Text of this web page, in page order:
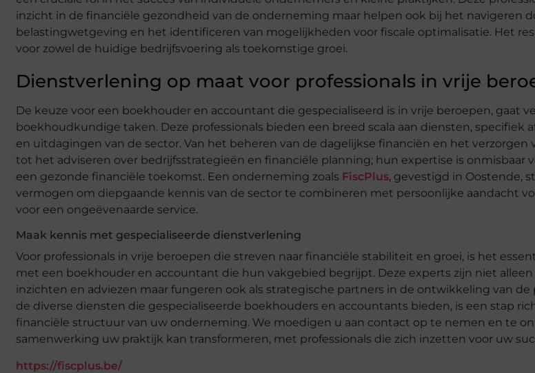
inzicht in de financiële gezondheid van de onderneming maar helpen ook bij het navigeren
belastingwetgeving en het identificeren van mogelijkheden voor fiscale optimalisatie. Het
voor zowel de huidige bedrijfsvoering als toekomstige groei.
Dienstverlening op maat voor professionals in vrije
De keuze voor een boekhouder en accountant die gespecialiseerd is in vrije beroepen, gaat
boekhoudkundige taken. Deze professionals bieden een breed scala aan diensten, specifiek
en uitdagingen van de sector. Van het beheren van de dagelijkse financiën en het verzorgen
tot het adviseren over bedrijfsstrategieën en financiële planning; hun expertise is onmisbaar
een gezonde financiële toekomst. Een onderneming zoals FiscPlus, gevestigd in Oostende,
vermogen om diepgaande kennis van de sector te combineren met persoonlijke aandacht
voor een ongeëvenaarde service.
Maak kennis met gespecialiseerde dienstverlening
Voor professionals in vrije beroepen die streven naar financiële stabiliteit en groei, is het
met een boekhouder en accountant die hun vakgebied begrijpt. Deze experts zijn niet
inzichten en adviezen maar fungeren ook als strategische partners in de ontwikkeling van
de diverse diensten die gespecialiseerde boekhouders en accountants bieden, is een stap
financiële structuur van uw onderneming. We moedigen u aan contact op te nemen en te
samenwerking uw praktijk kan transformeren, met professionals die zich inzetten voor uw
https://fiscplus.be/